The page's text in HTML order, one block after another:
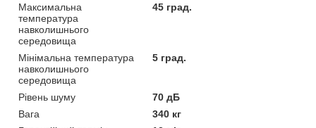
Максимальна
температура
навколишнього
середовища
45 град.
Мінімальна температура
навколишнього
середовища
5 град.
Рівень шуму
70 дБ
Вага
340 кг